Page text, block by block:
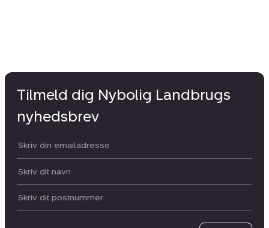
Tilmeld dig Nybolig Landbrugs
nyhedsbrev
Din email:
Dit navn:
Postnummer